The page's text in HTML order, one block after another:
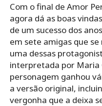
Com o final de Amor
agora dá as boas
de um sucesso dos
em sete amigas que
uma dessas
interpretada por Maria
personagem ganhou
a versão original,
vergonha que a deixa